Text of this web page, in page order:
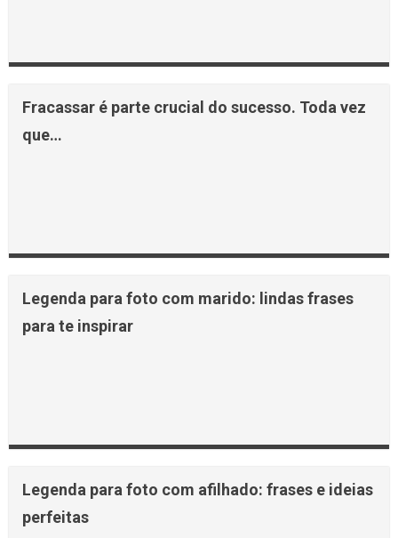
Fracassar é parte crucial do sucesso. Toda vez
que…
Legenda para foto com marido: lindas frases
para te inspirar
Legenda para foto com afilhado: frases e ideias
perfeitas